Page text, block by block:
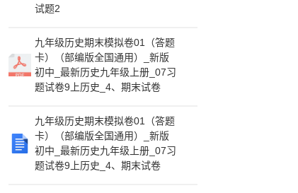
试题2
九年级历史期末模拟卷01（答题
卡）（部编版全国通用）_新版
初中_最新历史九年级上册_07习
题试卷9上历史_4、期末试卷
九年级历史期末模拟卷01（答题
卡）（部编版全国通用）_新版
初中_最新历史九年级上册_07习
题试卷9上历史_4、期末试卷